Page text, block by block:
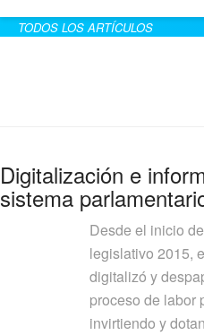
TODOS LOS ARTÍCULOS
Digitalización e
sistema
Desde el inicio
legislativo 2015,
digitalizó y
proceso de labor
invirtiendo y